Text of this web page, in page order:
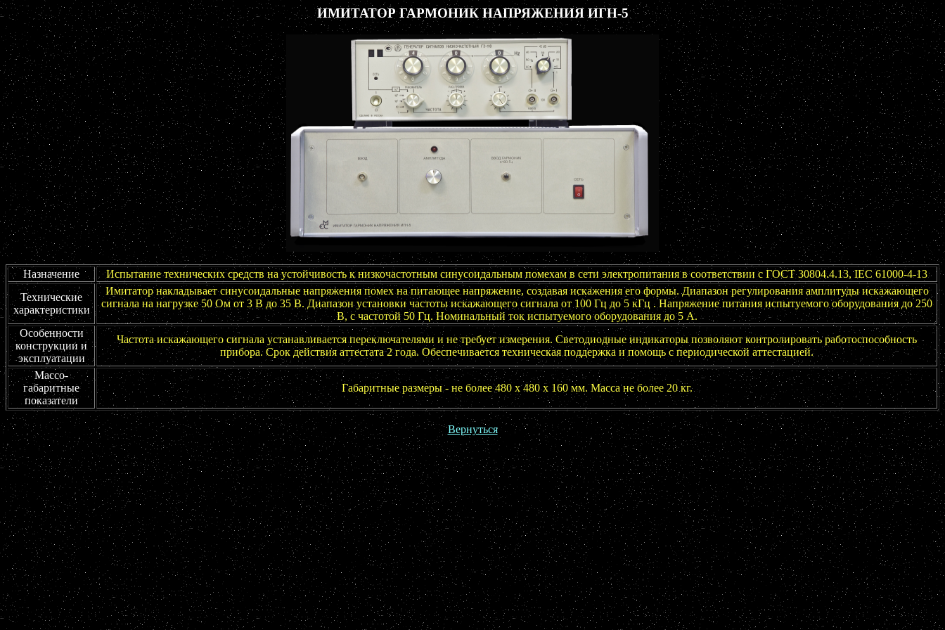
ИМИТАТОР ГАРМОНИК НАПРЯЖЕНИЯ ИГН-5
Назначение
Испытание технических средств на устойчивость к низкочастотным синусоидальным помехам в сети электропитания в соответствии с ГОСТ 30804.4.13, IEC 61000-4-13
Технические
характеристики
Имитатор накладывает синусоидальные напряжения помех на питающее напряжение, создавая искажения его формы. Диапазон регулирования амплитуды искажающего
сигнала на нагрузке 50 Ом от 3 В до 35 В. Диапазон установки частоты искажающего сигнала от 100 Гц до 5 кГц . Напряжение питания испытуемого оборудования до 250
В, с частотой 50 Гц. Номинальный ток испытуемого оборудования до 5 А.
Особенности
конструкции и
эксплуатации
Частота искажающего сигнала устанавливается переключателями и не требует измерения. Светодиодные индикаторы позволяют контролировать работоспособность
прибора. Срок действия аттестата 2 года. Обеспечивается техническая поддержка и помощь с периодической аттестацией.
Массо-
габаритные
показатели
Габаритные размеры - не более 480 х 480 х 160 мм. Масса не более 20 кг.
Вернуться